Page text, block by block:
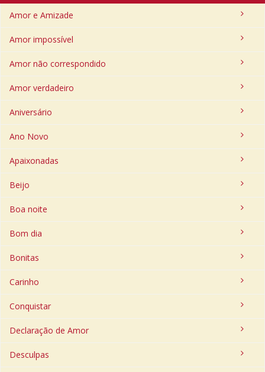
Amor e Amizade
Amor impossível
Amor não correspondido
Amor verdadeiro
Aniversário
Ano Novo
Apaixonadas
Beijo
Boa noite
Bom dia
Bonitas
Carinho
Conquistar
Declaração de Amor
Desculpas